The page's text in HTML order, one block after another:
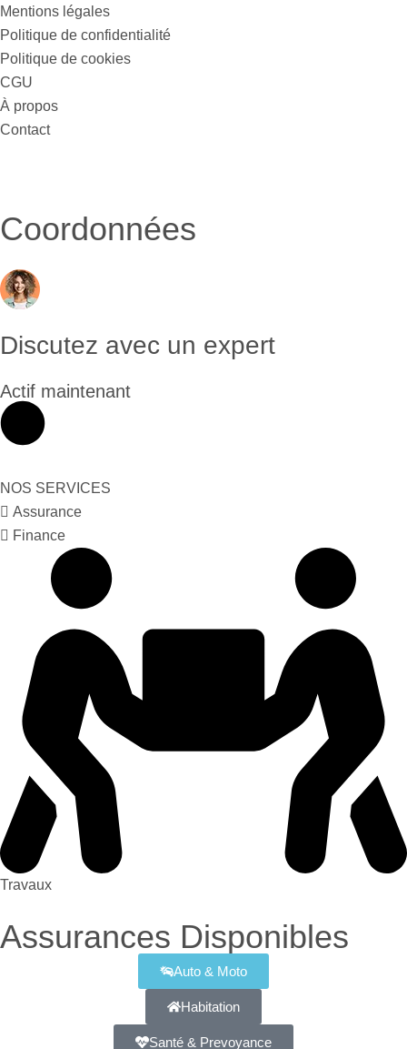
Mentions légales
Politique de confidentialité
Politique de cookies
CGU
À propos
Contact
Coordonnées
Discutez avec un expert
Actif maintenant
NOS SERVICES
Assurance
Finance
Travaux
Assurances Disponibles
Auto & Moto
Habitation
Santé & Prevoyance